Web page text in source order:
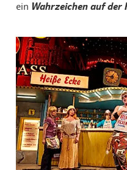
ein Wahrzeichen auf der